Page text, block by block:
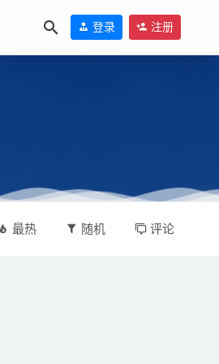
登录 注册
最热 随机 评论